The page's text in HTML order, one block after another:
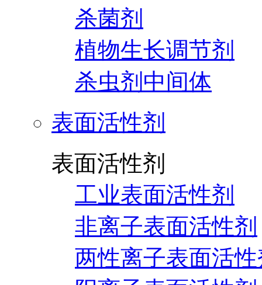
杀菌剂
植物生长调节剂
杀虫剂中间体
表面活性剂
表面活性剂
工业表面活性剂
非离子表面活性剂
两性离子表面活